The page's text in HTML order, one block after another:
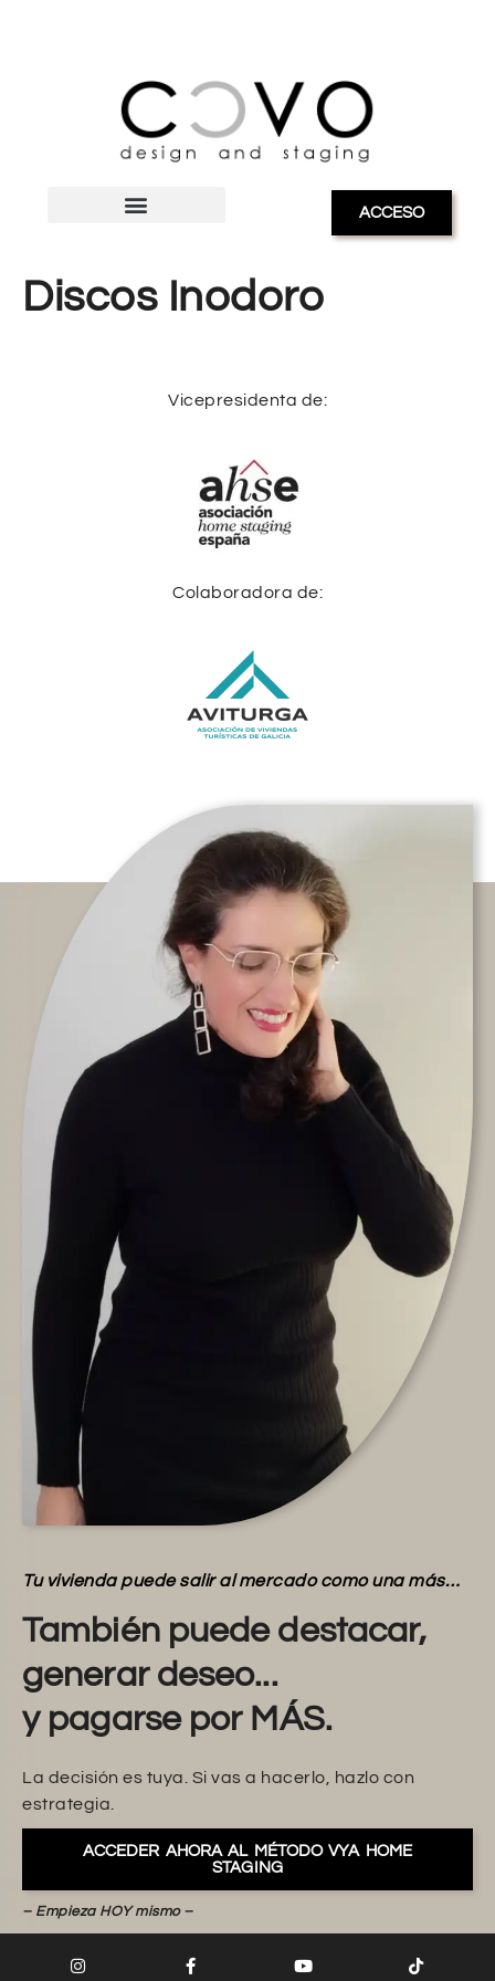
ACCESO
Discos Inodoro
Vicepresidenta de:
Colaboradora de:
Tu vivienda puede salir al mercado como una más…
También puede destacar,
generar deseo...
y pagarse por MÁS.
La decisión es tuya. Si vas a hacerlo, hazlo con
estrategia.
ACCEDER AHORA AL MÉTODO VYA HOME
STAGING
– Empieza HOY mismo –